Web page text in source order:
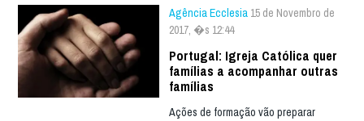
Agência Ecclesia 15 de Novembro de
2017, �s 12:44
Portugal: Igreja Católica quer
famílias a acompanhar outras
famílias
Ações de formação vão preparar